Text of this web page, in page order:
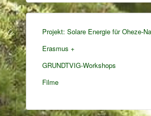
Projekt: Solare Energie für Oheze-
Erasmus +
GRUNDTVIG-Workshops
Filme